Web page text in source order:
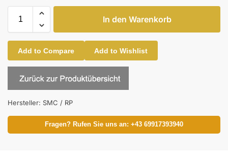
In den Warenkorb
Add to Compare Add to Wishlist
Hersteller: SMC / RP
Fragen? Rufen Sie uns an: +43 69917393940